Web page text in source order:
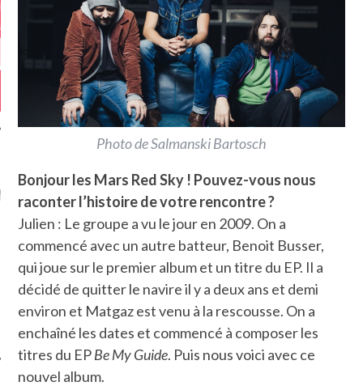
KARMA –
ANNIVERSAIRE
Photo de Salmanski Bartosch
Bonjour les Mars Red Sky ! Pouvez-vous nous
raconter l’histoire de votre rencontre ?
Julien : Le groupe a vu le jour en 2009. On a
commencé avec un autre batteur, Benoit Busser,
qui joue sur le premier album et un titre du EP. Il a
décidé de quitter le navire il y a deux ans et demi
environ et Matgaz est venu à la rescousse. On a
enchaîné les dates et commencé à composer les
titres du EPBe My Guide. Puis nous voici avec ce
nouvel album.